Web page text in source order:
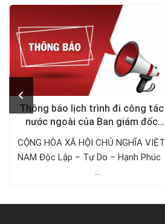
Thông báo lịch trình đi công tác
nước ngoài của Ban giám đốc
Công ty Thám tử VDT năm 2024
CỘNG HÒA XÃ HỘI CHỦ NGHĨA VIỆT
NAM Độc Lập – Tự Do – Hạnh Phúc ­­­­­­­­­­­­­­­­­­­­
...